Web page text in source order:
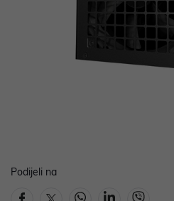
Podijeli na